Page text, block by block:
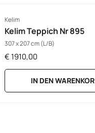
Kelim
Kelim Teppich Nr 895
307 x 207 cm (L/B)
€ 1910,00
IN DEN